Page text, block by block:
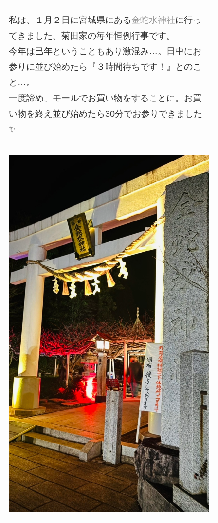
私は、１月２日に宮城県にある金蛇水神社に行っ
てきました。菊田家の毎年恒例行事です。
今年は巳年ということもあり激混み…。日中にお
参りに並び始めたら『３時間待ちです！』とのこ
と…。
一度諦め、モールでお買い物をすることに。お買
い物を終え並び始めたら30分でお参りできました
✨